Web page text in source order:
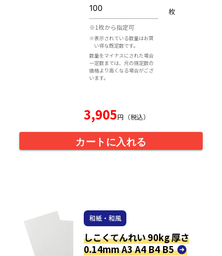
※1枚から指定可
※表示されている数量はお買
い得な既定数です。
数量をマイナスにされた場合
一定数までは、元の規定数の
価格より高くなる場合がござ
います。
枚
3,905円（税込）
カートに入れる
和紙・和風
しこくてんれい 90kg 厚さ
0.14mm A3 A4 B4 B5